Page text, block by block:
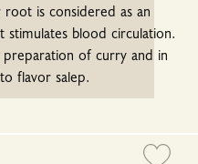
is considered as an
stimulates blood circulation.
of curry and in
flavor salep.